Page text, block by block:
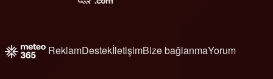
ReklamDestekİletişimBize bağlanmaYorum